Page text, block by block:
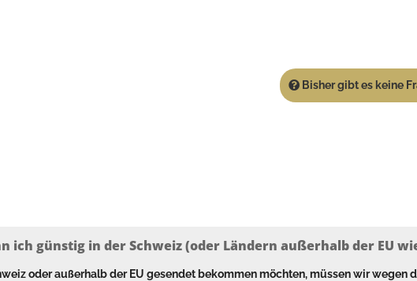
Bisher gibt es keine
ich günstig in der Schweiz (oder Ländern außerhalb der EU
oder außerhalb der EU gesendet bekommen möchten, müssen wir wegen